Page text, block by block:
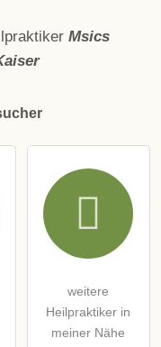
genommen.
Fragen sindfür alle
Msics
weitere
Heilpraktiker in
meiner Nähe